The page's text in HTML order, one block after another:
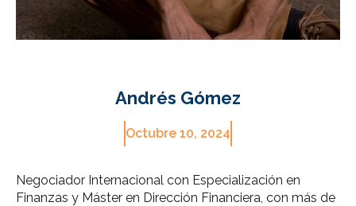
Andrés Gómez
Octubre 10, 2024
Negociador Internacional con Especialización en
Finanzas y Máster en Dirección Financiera, con más de